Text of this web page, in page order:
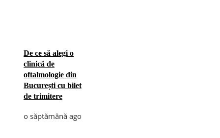
De ce să alegi o
clinică de
oftalmologie din
București cu bilet
de trimitere
o săptămână ago